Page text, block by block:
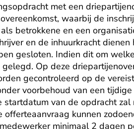
met een
waarbij de
betrokkene en een
en de inhuurkracht dienen
gesloten. Indien dit om
Op deze
gecontroleerd op de
voorbehoud van een
van de opdracht
kunnen
minimaal 2 dagen